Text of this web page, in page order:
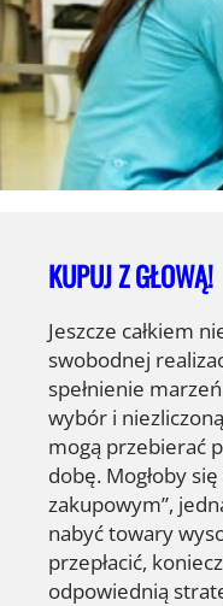
KUPUJ Z GŁOWĄ!
Jeszcze całkiem
swobodnej
spełnienie
wybór i
mogą przebierać
dobę. Mogłoby
zakupowym”,
nabyć towary
przepłacić,
odpowiednią